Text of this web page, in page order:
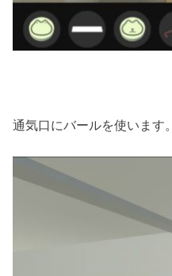
通気口にバールを使います。